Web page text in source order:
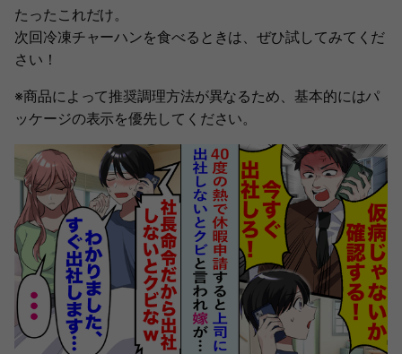
たったこれだけ。
次回冷凍チャーハンを食べるときは、ぜひ試してみてくだ
さい！
※商品によって推奨調理方法が異なるため、基本的にはパ
ッケージの表示を優先してください。